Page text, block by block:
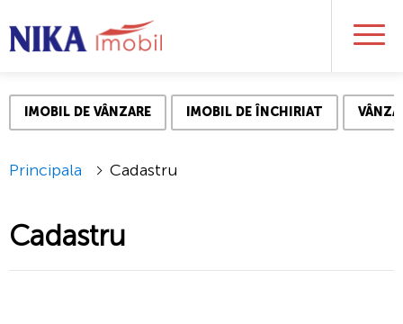
Principala Сadastru
IMOBIL DE VÂNZARE IMOBIL DE ÎNCHIRIAT
Сadastru